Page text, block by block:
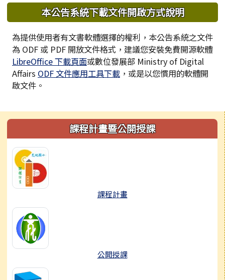
下中區域內容
本公告系統下載文件開啟方式說明
為提供使用者有文書軟體選擇的權利，本公告系統之文件
為 ODF 或 PDF 開放文件格式，建議您安裝免費開源軟體
LibreOffice 下載頁面或數位發展部 Ministry of Digital
Affairs ODF 文件應用工具下載 ，或是以您慣用的軟體開
啟文件。
左邊區域內容課程計畫暨公開授課
課程計畫
公開授課